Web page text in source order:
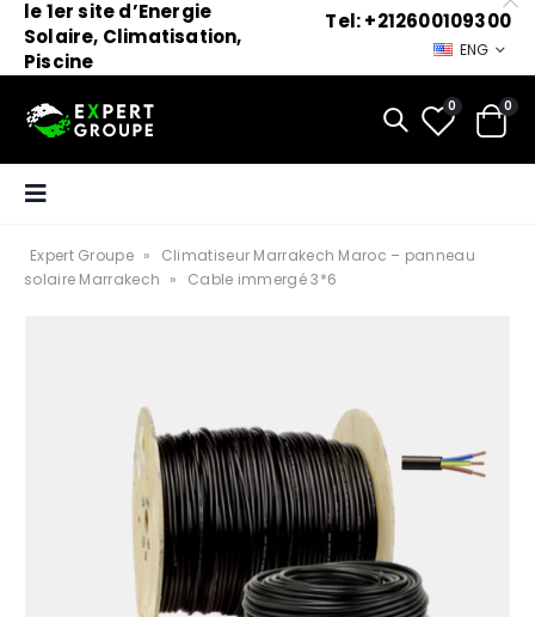
le 1er site d’Energie
Solaire, Climatisation,
Piscine
Tel: +212600109300
ENG
0 0
Expert Groupe »
Climatiseur Marrakech Maroc – panneau
solaire Marrakech » Cable immergé 3*6